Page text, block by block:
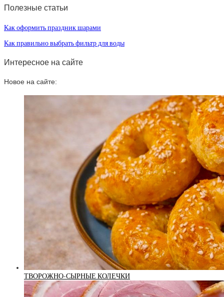
Полезные статьи
Как оформить праздник шарами
Как правильно выбрать фильтр для воды
Интересное на сайте
Новое на сайте:
ТВОРОЖНО-СЫРНЫЕ КОЛЕЧКИ